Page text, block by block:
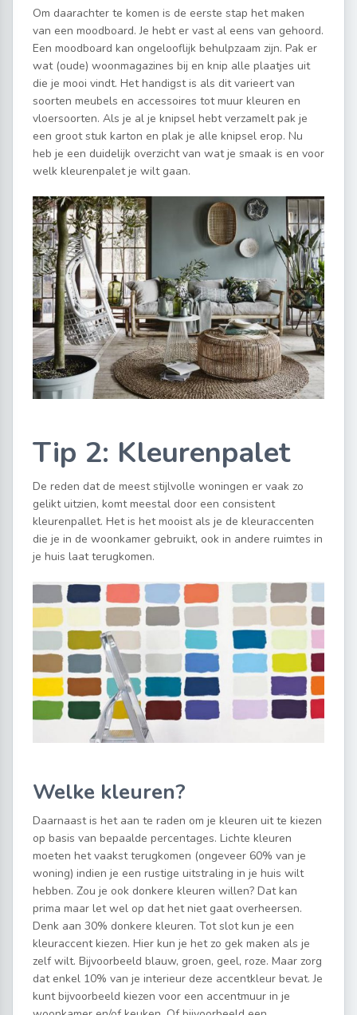
Om daarachter te komen is de eerste stap het maken
van een moodboard. Je hebt er vast al eens van gehoord.
Een moodboard kan ongelooflijk behulpzaam zijn. Pak er
wat (oude) woonmagazines bij en knip alle plaatjes uit
die je mooi vindt. Het handigst is als dit varieert van
soorten meubels en accessoires tot muur kleuren en
vloersoorten. Als je al je knipsel hebt verzamelt pak je
een groot stuk karton en plak je alle knipsel erop. Nu
heb je een duidelijk overzicht van wat je smaak is en voor
welk kleurenpalet je wilt gaan.
Tip 2: Kleurenpalet
De reden dat de meest stijlvolle woningen er vaak zo
gelikt uitzien, komt meestal door een consistent
kleurenpallet. Het is het mooist als je de kleuraccenten
die je in de woonkamer gebruikt, ook in andere ruimtes in
je huis laat terugkomen.
Welke kleuren?
Daarnaast is het aan te raden om je kleuren uit te kiezen
op basis van bepaalde percentages. Lichte kleuren
moeten het vaakst terugkomen (ongeveer 60% van je
woning) indien je een rustige uitstraling in je huis wilt
hebben. Zou je ook donkere kleuren willen? Dat kan
prima maar let wel op dat het niet gaat overheersen.
Denk aan 30% donkere kleuren. Tot slot kun je een
kleuraccent kiezen. Hier kun je het zo gek maken als je
zelf wilt. Bijvoorbeeld blauw, groen, geel, roze. Maar zorg
dat enkel 10% van je interieur deze accentkleur bevat. Je
kunt bijvoorbeeld kiezen voor een accentmuur in je